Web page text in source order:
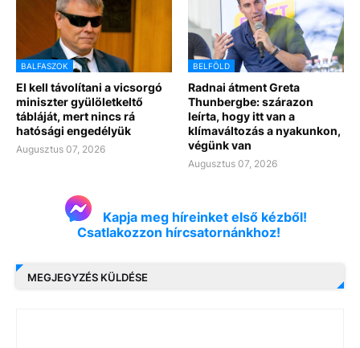
BALFASZOK
El kell távolítani a vicsorgó
miniszter gyülöletkeltő
tábláját, mert nincs rá
hatósági engedélyük
Augusztus 07, 2026
BELFÖLD
Radnai átment Greta
Thunbergbe: szárazon
leírta, hogy itt van a
klímaváltozás a nyakunkon,
végünk van
Augusztus 07, 2026
Kapja meg híreinket első kézből!
Csatlakozzon hírcsatornánkhoz!
MEGJEGYZÉS KÜLDÉSE